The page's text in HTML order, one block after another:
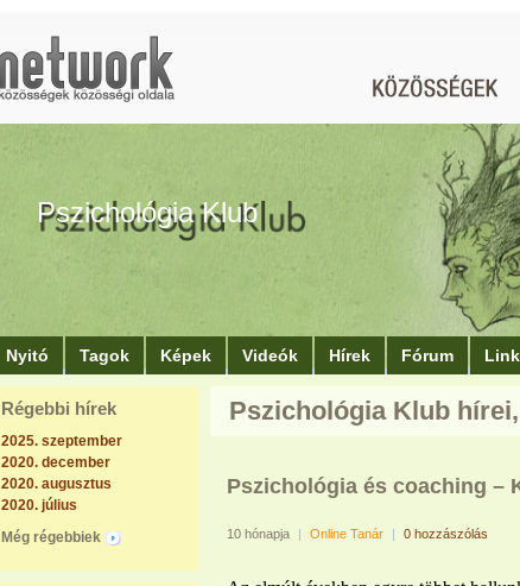
Pszichológia Klub
Nyitó Tagok Képek Videók Hírek Fórum
Régebbi hírek
2025. szeptember
2020. december
2020. augusztus
2020. július
Még régebbiek
Pszichológia Klub
Pszichológia és coaching –
10 hónapja | Online Tanár | 0 hozzászólás